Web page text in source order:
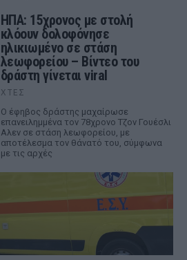
ΗΠΑ: 15χρονος με στολή
κλόουν δολοφόνησε
ηλικιωμένο σε στάση
λεωφορείου – Βίντεο του
δράστη γίνεται viral
ΧΤΕΣ
Ο έφηβος δράστης μαχαίρωσε
επανειλημμένα τον 78χρονο Τζον Γουέσλι
Αλεν σε στάση λεωφορείου, με
αποτέλεσμα τον θάνατό του, σύμφωνα
με τις αρχές